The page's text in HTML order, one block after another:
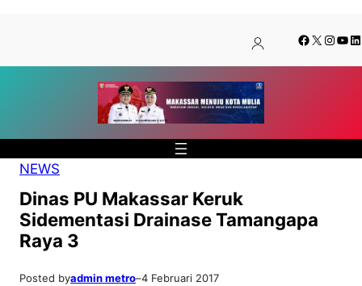
konten
content
Facebook
X
NEWS
Dinas PU Makassar Keruk
Sidementasi Drainase Tamangapa
Raya 3
Posted byadmin metro–4 Februari 2017